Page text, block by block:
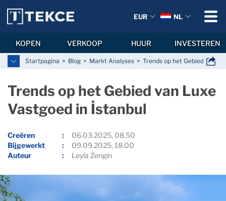
Startpagina Blog Markt Analyses Trends op het Gebied van
Trends op het Gebied van Luxe
Vastgoed in İstanbul
Creëren
06.03.2025, 08.50
Bijgewerkt
09.09.2025, 18.00
Auteur
Leyla Zengin
EUR NL
KOPEN VERKOOP HUUR INVESTEREN